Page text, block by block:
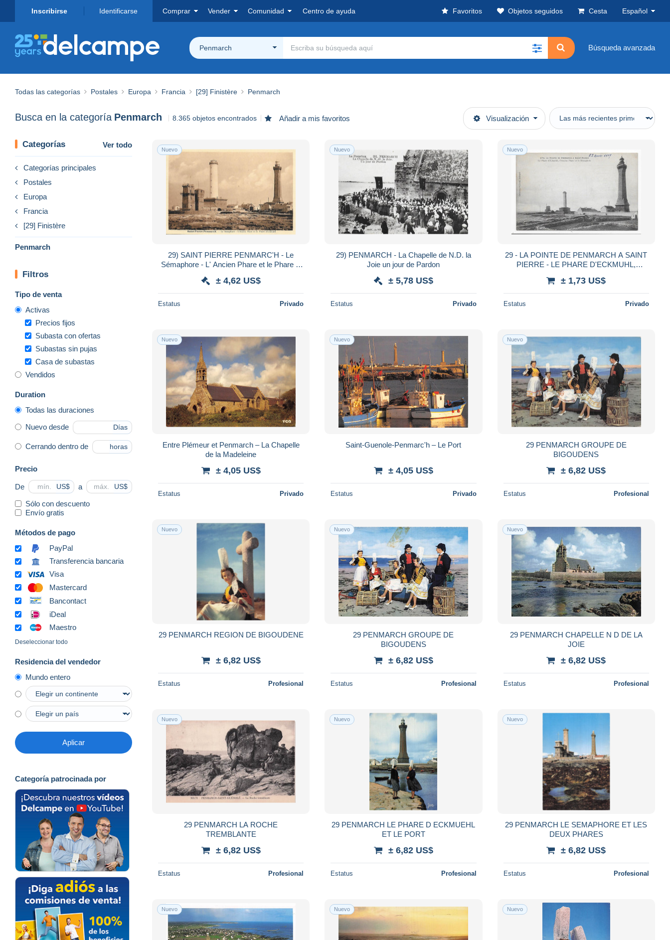
Inscribirse Identificarse Comprar Vender Comunidad Centro de ayuda Favoritos Objetos seguidos Cesta Español
Penmarch Búsqueda avanzada
Todas las categorías Postales Europa Francia [29] Finistère Penmarch
Busca en la categoría Penmarch 8.365 objetos encontrados Añadir a mis favoritos Visualización
Categorías Ver todo
Categorías principales
Postales
Europa
Francia
[29] Finistère
Penmarch
Filtros
Tipo de venta
Activas
Precios fijos
Subasta con ofertas
Subastas sin pujas
Casa de subastas
Vendidos
Duration
Todas las duraciones
Nuevo desde Días
Cerrando dentro de horas
Precio
De US$ a US$
Sólo con descuento
Envío gratis
Métodos de pago
PayPal
Transferencia bancaria
Visa
Mastercard
Bancontact
iDeal
Maestro
Deseleccionar todo
Residencia del vendedor
Mundo entero
Aplicar
Categoría patrocinada por
Nuevo
29) SAINT PIERRE PENMARC'H - Le
Sémaphore - L' Ancien Phare et le Phare d'
± 4,62 US$
Estatus Privado
Nuevo
29) PENMARCH - La Chapelle de N.D. la
Joie un jour de Pardon
± 5,78 US$
Estatus Privado
Nuevo
29 - LA POINTE DE PENMARCH A SAINT
PIERRE - LE PHARE D'ECKMUHL,
± 1,73 US$
Estatus Privado
Nuevo
Entre Plémeur et Penmarch – La Chapelle
de la Madeleine
± 4,05 US$
Estatus Privado
Nuevo
Saint-Guenole-Penmarc'h – Le Port
± 4,05 US$
Estatus Privado
Nuevo
29 PENMARCH GROUPE DE
BIGOUDENS
± 6,82 US$
Estatus Profesional
Nuevo
29 PENMARCH REGION DE BIGOUDENE
± 6,82 US$
Estatus Profesional
Nuevo
29 PENMARCH GROUPE DE
BIGOUDENS
± 6,82 US$
Estatus Profesional
Nuevo
29 PENMARCH CHAPELLE N D DE LA
JOIE
± 6,82 US$
Estatus Profesional
Nuevo
29 PENMARCH LA ROCHE
TREMBLANTE
± 6,82 US$
Estatus Profesional
Nuevo
29 PENMARCH LE PHARE D ECKMUEHL
ET LE PORT
± 6,82 US$
Estatus Profesional
Nuevo
29 PENMARCH LE SEMAPHORE ET LES
DEUX PHARES
± 6,82 US$
Estatus Profesional
Nuevo Nuevo Nuevo